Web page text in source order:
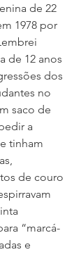
de 22
1978 por
de 12 anos
dos
no
saco de
a
tinham
de couro
“marcá-
e